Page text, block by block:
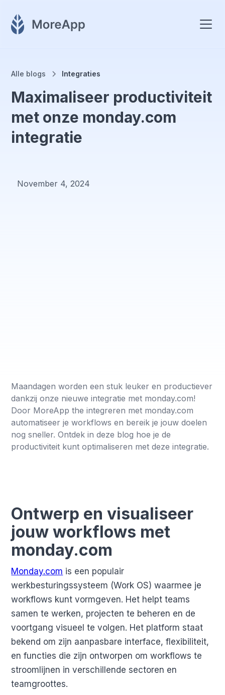
Alle blogs Integraties
Maximaliseer productiviteit
met onze monday.com
integratie
November 4, 2024
Maandagen worden een stuk leuker en productiever
dankzij onze nieuwe integratie met monday.com!
Door MoreApp the integreren met monday.com
automatiseer je workflows en bereik je jouw doelen
nog sneller. Ontdek in deze blog hoe je de
productiviteit kunt optimaliseren met deze integratie.
Ontwerp en visualiseer
jouw workflows met
monday.com
Monday.com is een populair
werkbesturingssysteem (Work OS) waarmee je
workflows kunt vormgeven. Het helpt teams
samen te werken, projecten te beheren en de
voortgang visueel te volgen. Het platform staat
bekend om zijn aanpasbare interface, flexibiliteit,
en functies die zijn ontworpen om workflows te
stroomlijnen in verschillende sectoren en
teamgroottes.